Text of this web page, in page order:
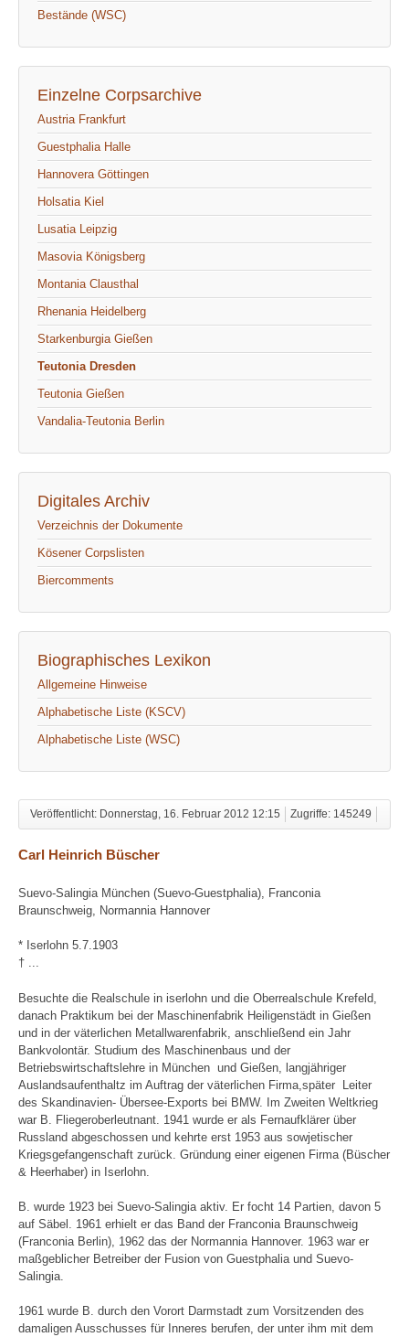
Bestände (WSC)
Einzelne Corpsarchive
Austria Frankfurt
Guestphalia Halle
Hannovera Göttingen
Holsatia Kiel
Lusatia Leipzig
Masovia Königsberg
Montania Clausthal
Rhenania Heidelberg
Starkenburgia Gießen
Teutonia Dresden
Teutonia Gießen
Vandalia-Teutonia Berlin
Digitales Archiv
Verzeichnis der Dokumente
Kösener Corpslisten
Biercomments
Biographisches Lexikon
Allgemeine Hinweise
Alphabetische Liste (KSCV)
Alphabetische Liste (WSC)
Veröffentlicht: Donnerstag, 16. Februar 2012 12:15 Zugriffe: 145249
Carl Heinrich Büscher
Suevo-Salingia München (Suevo-Guestphalia), Franconia
Braunschweig, Normannia Hannover
* Iserlohn 5.7.1903
† ...
Besuchte die Realschule in iserlohn und die Oberrealschule Krefeld,
danach Praktikum bei der Maschinenfabrik Heiligenstädt in Gießen
und in der väterlichen Metallwarenfabrik, anschließend ein Jahr
Bankvolontär. Studium des Maschinenbaus und der
Betriebswirtschaftslehre in München und Gießen, langjähriger
Auslandsaufenthaltz im Auftrag der väterlichen Firma,später Leiter
des Skandinavien- Übersee-Exports bei BMW. Im Zweiten Weltkrieg
war B. Fliegeroberleutnant. 1941 wurde er als Fernaufklärer über
Russland abgeschossen und kehrte erst 1953 aus sowjetischer
Kriegsgefangenschaft zurück. Gründung einer eigenen Firma (Büscher
& Heerhaber) in Iserlohn.
B. wurde 1923 bei Suevo-Salingia aktiv. Er focht 14 Partien, davon 5
auf Säbel. 1961 erhielt er das Band der Franconia Braunschweig
(Franconia Berlin), 1962 das der Normannia Hannover. 1963 war er
maßgeblicher Betreiber der Fusion von Guestphalia und Suevo-
Salingia.
1961 wurde B. durch den Vorort Darmstadt zum Vorsitzenden des
damaligen Ausschusses für Inneres berufen, der unter ihm mit dem